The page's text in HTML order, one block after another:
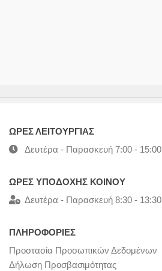
ΩΡΕΣ ΛΕΙΤΟΥΡΓΙΑΣ
Δευτέρα - Παρασκευή 7:00 - 15:00
ΩΡΕΣ ΥΠΟΔΟΧΗΣ ΚΟΙΝΟΥ
Δευτέρα - Παρασκευή 8:30 - 13:30
ΠΛΗΡΟΦΟΡΙΕΣ
Προστασία Προσωπικών Δεδομένων
Δήλωση Προσβασιμότητας